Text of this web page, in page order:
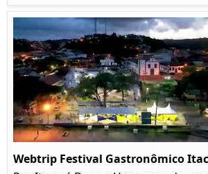
Webtrip Festival Gastronômico